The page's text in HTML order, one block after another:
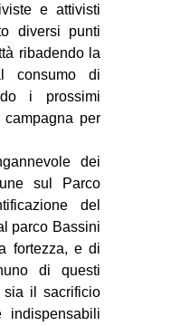
e attivisti
diversi punti
ribadendo la
consumo di
i prossimi
campagna per
dei
sul Parco
del
parco Bassini
fortezza, e di
di questi
sia il sacrificio
indispensabili